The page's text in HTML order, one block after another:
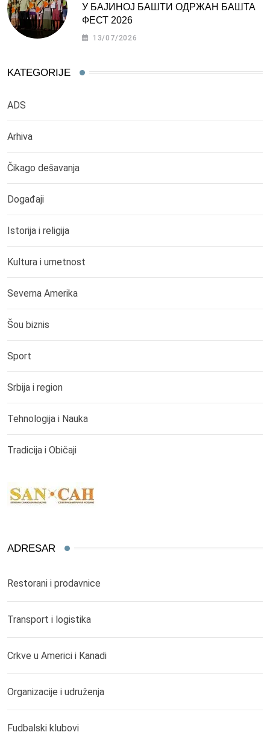
У БАЈИНОЈ БАШТИ ОДРЖАН БАШТА
ФЕСТ 2026
13/07/2026
KATEGORIJE
ADS
Arhiva
Čikago dešavanja
Događaji
Istorija i religija
Kultura i umetnost
Severna Amerika
Šou biznis
Sport
Srbija i region
Tehnologija i Nauka
Tradicija i Običaji
ADRESAR
Restorani i prodavnice
Transport i logistika
Crkve u Americi i Kanadi
Organizacije i udruženja
Fudbalski klubovi